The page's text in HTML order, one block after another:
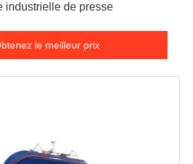
industrielle de presse
le meilleur prix